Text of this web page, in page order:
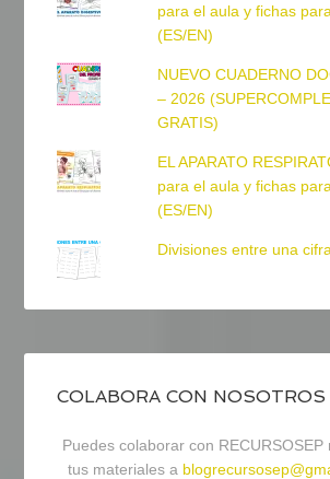
para el aula y fichas
(ES/EN)
NUEVO CUADERNO
– 2026
GRATIS)
EL APARATO
para el aula y fichas
(ES/EN)
Divisiones entre una cifra
COLABORA CON NOSOTROS
Puedes colaborar con
tus materiales a